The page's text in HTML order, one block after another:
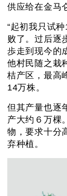
供应给在金马
“起初我只试
败了。过后逐
歩走到现今的
他村民随之栽
桔产区，最高
14万株。
但其产量也逐
产大约６万棵
物，要求十分
弃种植。